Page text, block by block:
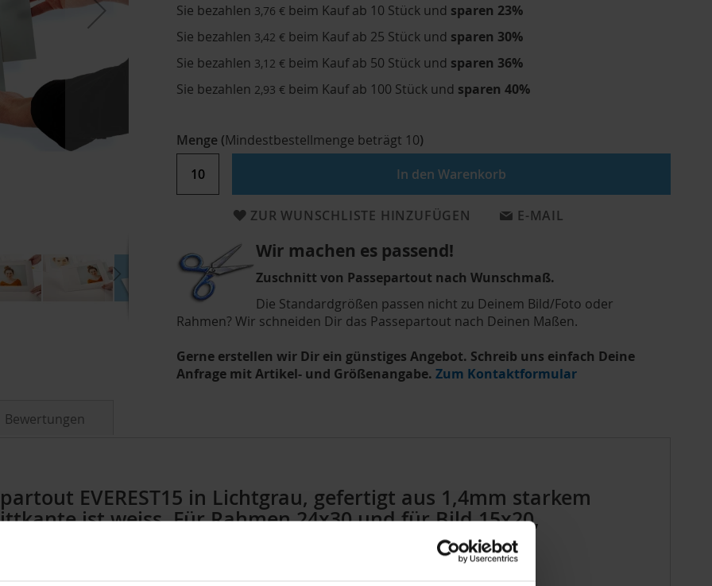
Sie bezahlen 3,76 € beim Kauf ab 10 Stück und sparen 23%
Sie bezahlen 3,42 € beim Kauf ab 25 Stück und sparen 30%
Sie bezahlen 3,12 € beim Kauf ab 50 Stück und sparen 36%
Sie bezahlen 2,93 € beim Kauf ab 100 Stück und sparen 40%
Menge (Mindestbestellmenge beträgt 10)
In den Warenkorb
ZUR WUNSCHLISTE HINZUFÜGEN E-MAIL
Wir machen es passend!
Zuschnitt von Passepartout nach Wunschmaß.
Die Standardgrößen passen nicht zu Deinem Bild/Foto oder
Rahmen? Wir schneiden Dir das Passepartout nach Deinen Maßen.
Gerne erstellen wir Dir ein günstiges Angebot. Schreib uns einfach Deine
Anfrage mit Artikel- und Größenangabe. Zum Kontaktformular
EVEREST15 in Lichtgrau, gefertigt aus 1,4mm starkem
ist weiss. Für Rahmen 24x30 und für Bild 15x20,
Bewertungen